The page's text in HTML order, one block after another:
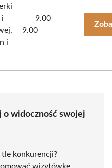
i
i
9.00
9.00
o widoczność swojej
konkurencji?